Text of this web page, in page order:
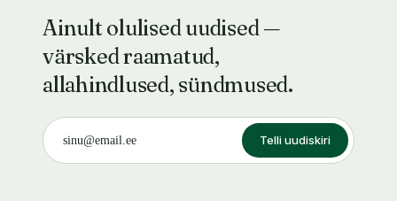
Ainult olulised uudised —
värsked raamatud,
allahindlused, sündmused.
Telli uudiskiri